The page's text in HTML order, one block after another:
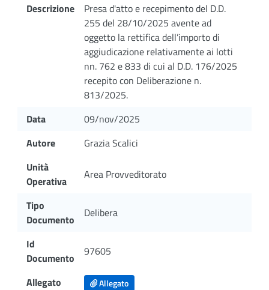
Descrizione
Presa d'atto e recepimento del D.D.
255 del 28/10/2025 avente ad
oggetto la rettifica dell’importo di
aggiudicazione relativamente ai lotti
nn. 762 e 833 di cui al D.D. 176/2025
recepito con Deliberazione n.
813/2025.
Data
09/nov/2025
Autore
Grazia Scalici
Unità
Operativa
Area Provveditorato
Tipo
Documento
Delibera
Id
Documento
97605
Allegato Allegato